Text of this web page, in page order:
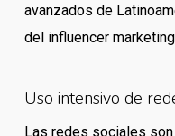
avanzados de
del influencer
Uso intensivo de
Las redes sociales